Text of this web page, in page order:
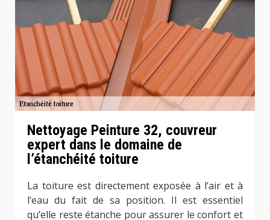
Nettoyage Peinture 32, couvreur
expert dans le domaine de
l’étanchéité toiture
La toiture est directement exposée à l’air et à
l’eau du fait de sa position. Il est essentiel
qu’elle reste étanche pour assurer le confort et